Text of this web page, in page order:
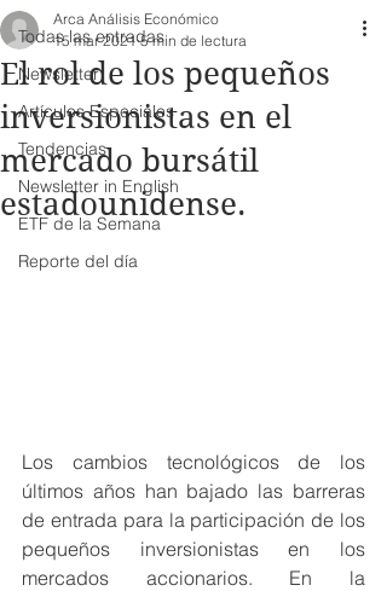
Todas las entradas
Newsletter
Artículos Especiales
Tendencias
Newsletter in English
ETF de la Semana
Reporte del día
El rol de los pequeños
inversionistas en el
mercado bursátil
estadounidense.
Arca Análisis Económico
15 mar 2021 5 min de lectura
Los cambios tecnológicos de los
últimos años han bajado las barreras
de entrada para la participación de los
pequeños inversionistas en los
mercados accionarios. En la